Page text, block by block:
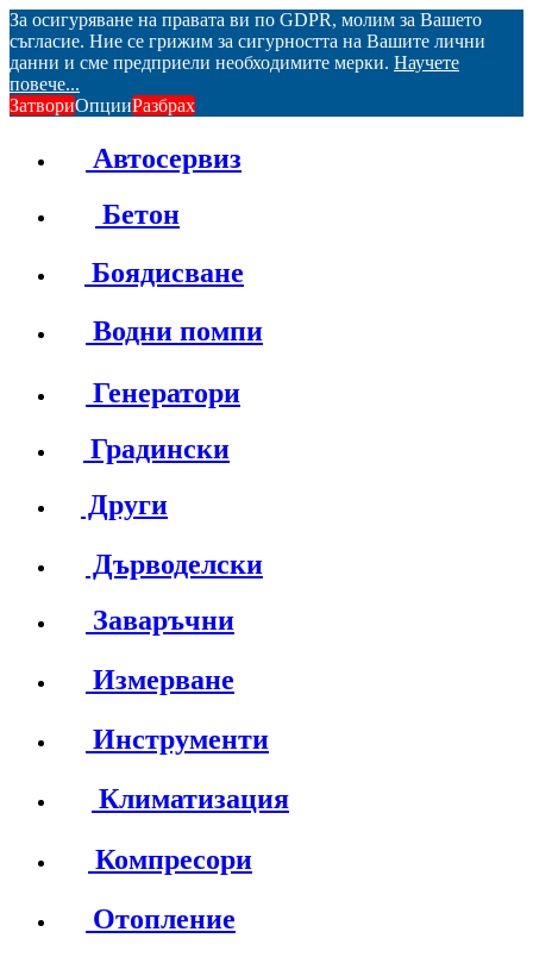
За осигуряване на правата ви по GDPR, молим за Вашето
съгласие. Ние се грижим за сигурността на Вашите лични
данни и сме предприели необходимите мерки. Научете
повече...
ЗатвориОпцииРазбрах
Автосервиз
Бетон
Боядисване
Водни помпи
Генератори
Градински
Други
Дърводелски
Заваръчни
Измерване
Инструменти
Климатизация
Компресори
Отопление